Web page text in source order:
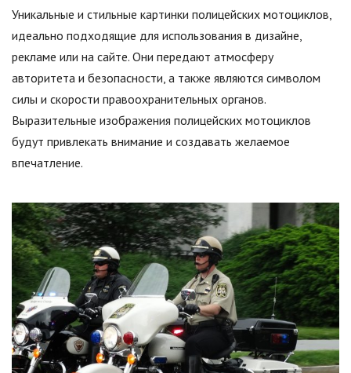
Уникальные и стильные картинки полицейских мотоциклов,
идеально подходящие для использования в дизайне,
рекламе или на сайте. Они передают атмосферу
авторитета и безопасности, а также являются символом
силы и скорости правоохранительных органов.
Выразительные изображения полицейских мотоциклов
будут привлекать внимание и создавать желаемое
впечатление.